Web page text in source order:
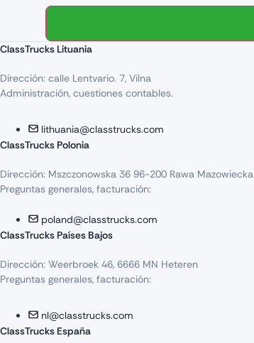
ClassTrucks Lituania
Dirección: calle Lentvario. 7, Vilna
Administración, cuestiones contables.
lithuania@classtrucks.com
ClassTrucks Polonia
Dirección: Mszczonowska 36 96-200 Rawa Mazowiecka
Preguntas generales, facturación:
poland@classtrucks.com
ClassTrucks Países Bajos
Dirección: Weerbroek 46, 6666 MN Heteren
Preguntas generales, facturación:
nl@classtrucks.com
ClassTrucks España